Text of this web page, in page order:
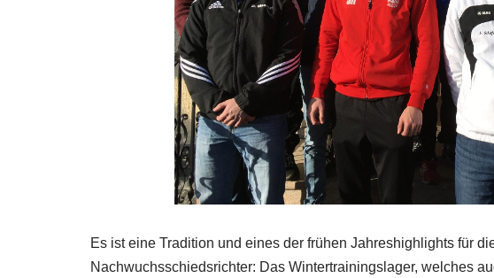
Es ist eine Tradition und eines der frühen Jahreshighlights für
Nachwuchsschiedsrichter: Das Wintertrainingslager, welches